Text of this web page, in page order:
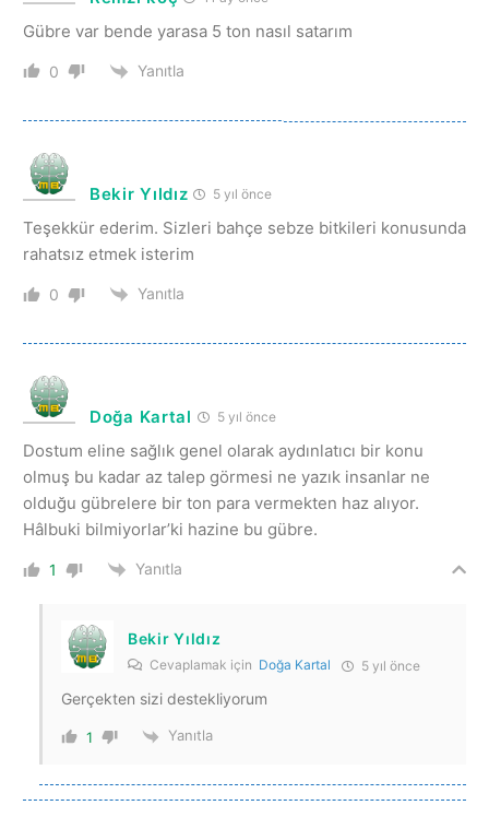
Gübre var bende yarasa 5 ton nasıl satarım
0 Yanıtla
Bekir Yıldız 5 yıl önce
Teşekkür ederim. Sizleri bahçe sebze bitkileri konusunda
rahatsız etmek isterim
0 Yanıtla
Doğa Kartal 5 yıl önce
Dostum eline sağlık genel olarak aydınlatıcı bir konu
olmuş bu kadar az talep görmesi ne yazık insanlar ne
olduğu gübrelere bir ton para vermekten haz alıyor.
Hâlbuki bilmiyorlar’ki hazine bu gübre.
1 Yanıtla
Bekir Yıldız
Cevaplamak için Doğa Kartal 5 yıl önce
Gerçekten sizi destekliyorum
1 Yanıtla